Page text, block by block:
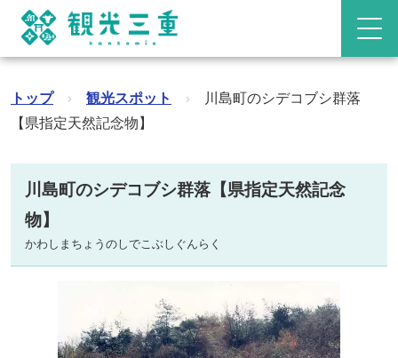
トップ › 観光スポット ›
川島町のシデコブシ群落
【県指定天然記念物】
川島町のシデコブシ群落【県指定天然記念
物】
かわしまちょうのしでこぶしぐんらく